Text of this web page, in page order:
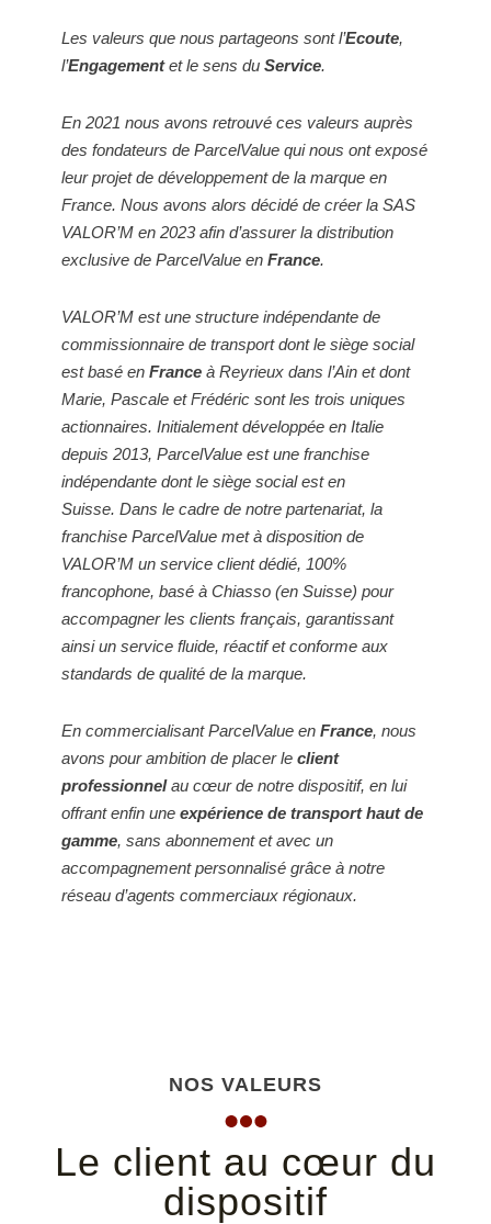
Les valeurs que nous partageons sont l’Ecoute,
l’Engagementet le sens du Service.
En 2021 nous avons retrouvé ces valeurs auprès
des fondateurs de ParcelValue qui nous ont exposé
leur projet de développement de la marque en
France. Nous avons alors décidé de créer la SAS
VALOR’M en 2023 afin d’assurer la distribution
exclusive de ParcelValue en France.
VALOR’M est une structure indépendante de
commissionnaire de transport dont le siège social
est basé en France à Reyrieux dans l’Ain et dont
Marie, Pascale et Frédéric sont les trois uniques
actionnaires. Initialement développée en Italie
depuis 2013, ParcelValue est une franchise
indépendante dont le siège social est en
Suisse. Dans le cadre de notre partenariat, la
franchise ParcelValue met à disposition de
VALOR’M un service client dédié, 100%
francophone, basé à Chiasso (en Suisse) pour
accompagner les clients français, garantissant
ainsi un service fluide, réactif et conforme aux
standards de qualité de la marque.
En commercialisant ParcelValue en France, nous
avons pour ambition de placer le client
professionnelau cœur de notre dispositif, en lui
offrant enfin une expérience de transport haut de
gamme, sans abonnement et avec un
accompagnement personnalisé grâce à notre
réseau d’agents commerciaux régionaux.
NOS VALEURS
Le client au cœur du
dispositif